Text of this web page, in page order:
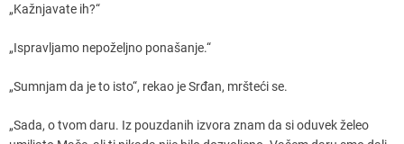
„Kažnjavate ih?“
„Ispravljamo nepoželjno ponašanje.“
„Sumnjam da je to isto“, rekao je Srđan, mršteći se.
„Sada, o tvom daru. Iz pouzdanih izvora znam da si oduvek želeo